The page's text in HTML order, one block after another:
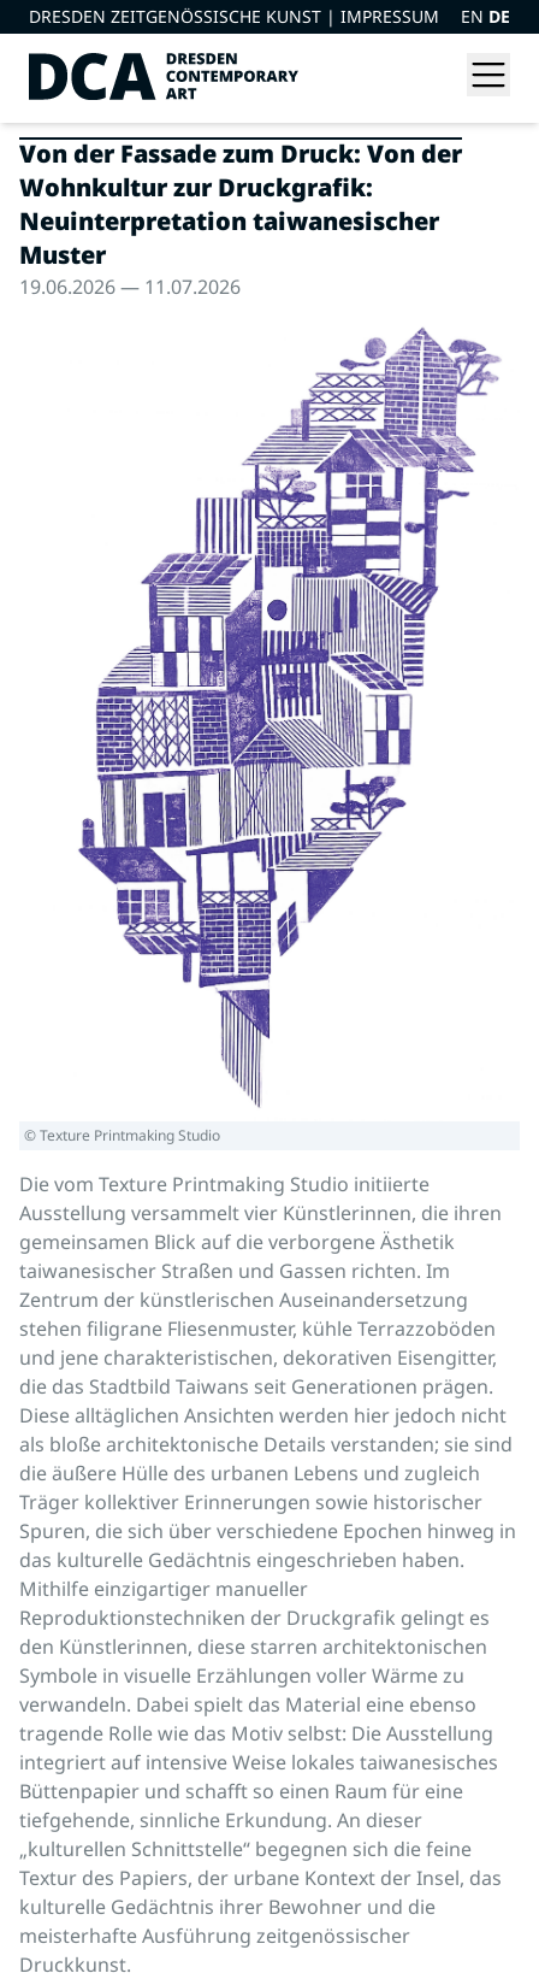
DRESDEN ZEITGENÖSSISCHE KUNST | IMPRESSUM EN DE
Von der Fassade zum Druck: Von der
Wohnkultur zur Druckgrafik:
Neuinterpretation taiwanesischer
Muster
19.06.2026 — 11.07.2026
© Texture Printmaking Studio
Die vom Texture Printmaking Studio initiierte
Ausstellung versammelt vier Künstlerinnen, die ihren
gemeinsamen Blick auf die verborgene Ästhetik
taiwanesischer Straßen und Gassen richten. Im
Zentrum der künstlerischen Auseinandersetzung
stehen filigrane Fliesenmuster, kühle Terrazzoböden
und jene charakteristischen, dekorativen Eisengitter,
die das Stadtbild Taiwans seit Generationen prägen.
Diese alltäglichen Ansichten werden hier jedoch nicht
als bloße architektonische Details verstanden; sie sind
die äußere Hülle des urbanen Lebens und zugleich
Träger kollektiver Erinnerungen sowie historischer
Spuren, die sich über verschiedene Epochen hinweg in
das kulturelle Gedächtnis eingeschrieben haben.
Mithilfe einzigartiger manueller
Reproduktionstechniken der Druckgrafik gelingt es
den Künstlerinnen, diese starren architektonischen
Symbole in visuelle Erzählungen voller Wärme zu
verwandeln. Dabei spielt das Material eine ebenso
tragende Rolle wie das Motiv selbst: Die Ausstellung
integriert auf intensive Weise lokales taiwanesisches
Büttenpapier und schafft so einen Raum für eine
tiefgehende, sinnliche Erkundung. An dieser
„kulturellen Schnittstelle“ begegnen sich die feine
Textur des Papiers, der urbane Kontext der Insel, das
kulturelle Gedächtnis ihrer Bewohner und die
meisterhafte Ausführung zeitgenössischer
Druckkunst.